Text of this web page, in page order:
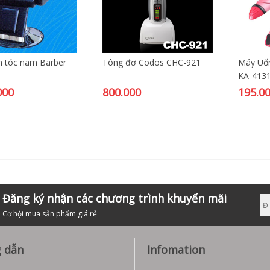
tóc nam Barber Tông đơ Codos CHC-921
800.000
Máy
KA-4131
Đăng ký nhận các chương trình khuyến mãi
Cơ hội mua sản phẩm giá rẻ
dẫn Infomation